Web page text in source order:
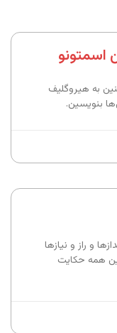
اسمتونو
به هیروگلیف
بنویسین.
و راز و نیازها
همه حکایت